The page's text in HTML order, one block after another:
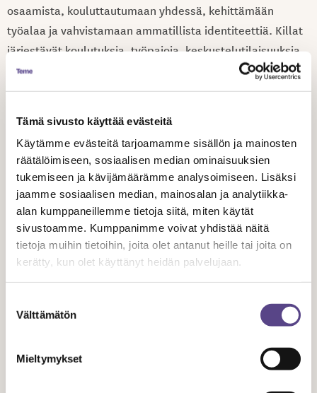
Tämä sivusto käyttää evästeitä
Käytämme evästeitä tarjoamamme sisällön ja mainosten
räätälöimiseen, sosiaalisen median ominaisuuksien
tukemiseen ja kävijämäärämme analysoimiseen. Lisäksi
jaamme sosiaalisen median, mainosalan ja analytiikka-
alan kumppaneillemme tietoja siitä, miten käytät
sivustoamme. Kumppanimme voivat yhdistää näitä
tietoja muihin tietoihin, joita olet antanut heille tai joita on
kerätty, kun olet käyttänyt heidän palvelujaan.
valinta
Välttämätön
Mieltymykset
osaamista, kouluttautumaan yhdessä, kehittämään
työalaa ja vahvistamaan ammatillista identiteettiä. Killat
järjestävät koulutuksia, työpajoja, keskustelutilaisuuksia
ja verkostoitumistapaamisia sekä tuottavat sisältöä
yhteiseen Kumahdus-blogiin. Toimintaa tuetaan
perustamaan myös uusia ammattialakohtaisia kiltoja.
Kiltatoiminta tarjoaa jäsenille mahdollisuuden vaikuttaa
oman alansa kehitykseen ja vahvistaa yhteisöllisyyttä yli
organisaatiorajojen.
TAM-jaosto osallistuu työehtosopimusten kehittämiseen
ja toimii asiantuntijana Temen suuntaan. Toiminta kokoaa
yhteen eri alojen ammattilaiset, vahvistaen heidän
ääntään työelämässä ja tukien esittävän taiteen alan